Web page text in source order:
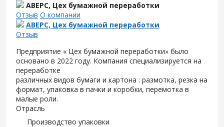
АВЕРС, Цех бумажной переработки
Отзыв О компании
АВЕРС, Цех бумажной переработки
Отзыв
Предприятие « Цех бумажной переработки» было
основано в 2022 году. Компания специализируется на
переработке
различных видов бумаги и картона : размотка, резка на
формат, упаковка в пачки и коробки, перемотка в
малые роли.
Отрасль
Производство упаковки